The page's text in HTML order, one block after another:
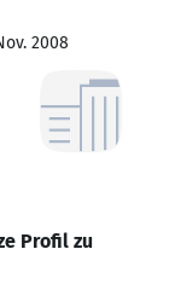
2008
Profil zu